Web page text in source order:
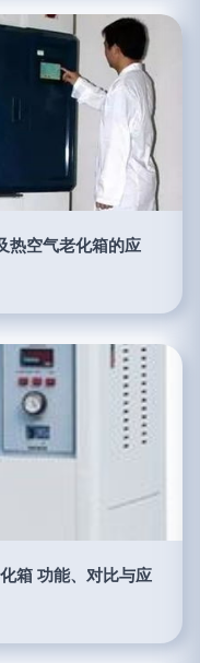
热空气老化箱的应
箱 功能、对比与应